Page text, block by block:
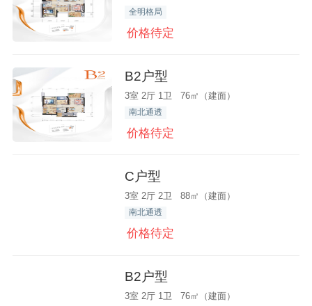
全明格局
价格待定
B2户型
3室 2厅 1卫 76㎡（建面）
南北通透
价格待定
C户型
3室 2厅 2卫 88㎡（建面）
南北通透
价格待定
B2户型
3室 2厅 1卫 76㎡（建面）